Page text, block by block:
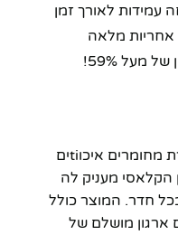
עמידות לאורך זמן
מלאה
מעל 59%!
תיבת האיפור NY-8757 מיוצרת מחומרים איכוtiים
הקלאסי מעניק לה
חדר. המוצר כולל
ארגון מושלם של